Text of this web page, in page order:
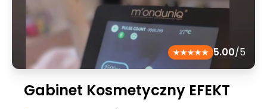
5.00/5
Gabinet Kosmetyczny EFEKT